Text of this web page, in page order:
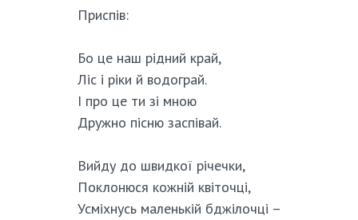
Приспів:
Бо це наш рідний край,
Ліс і ріки й водограй.
І про це ти зі мною
Дружно пісню заспівай.
Вийду до швидкої річечки,
Поклонюся кожній квіточці,
Усміхнусь маленькій бджілочці –